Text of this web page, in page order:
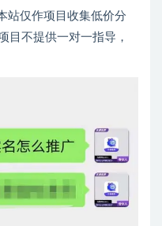
站仅作项目收集低价分
目不提供一对一指导，